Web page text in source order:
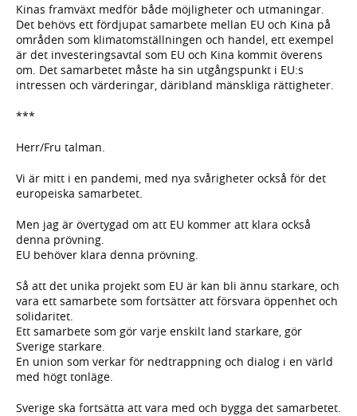
Kinas framväxt medför både möjligheter och utmaningar.
Det behövs ett fördjupat samarbete mellan EU och Kina på
områden som klimatomställningen och handel, ett exempel
är det investeringsavtal som EU och Kina kommit överens
om. Det samarbetet måste ha sin utgångspunkt i EU:s
intressen och värderingar, däribland mänskliga rättigheter.
***
Herr/Fru talman.
Vi är mitt i en pandemi, med nya svårigheter också för det
europeiska samarbetet.
Men jag är övertygad om att EU kommer att klara också
denna prövning.
EU behöver klara denna prövning.
Så att det unika projekt som EU är kan bli ännu starkare, och
vara ett samarbete som fortsätter att försvara öppenhet och
solidaritet.
Ett samarbete som gör varje enskilt land starkare, gör
Sverige starkare.
En union som verkar för nedtrappning och dialog i en värld
med högt tonläge.
Sverige ska fortsätta att vara med och bygga det samarbetet.